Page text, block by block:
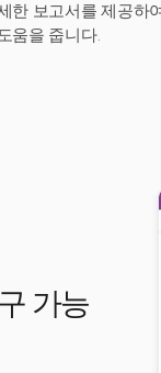
한 보고서를 제공하
움을 줍니다.
가능